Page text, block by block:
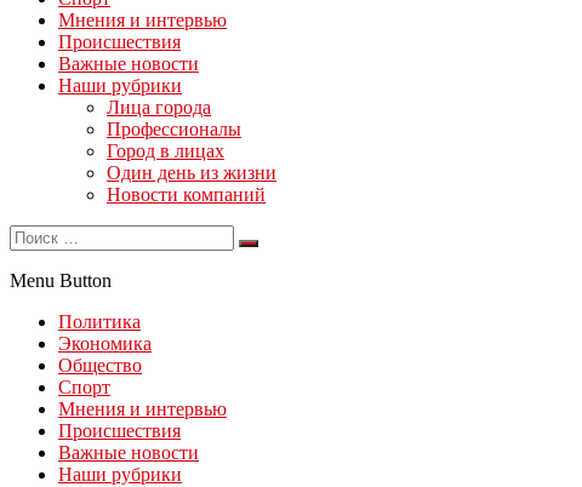
Мнения и интервью
Происшествия
Важные новости
Наши рубрики
Лица города
Профессионалы
Город в лицах
Один день из жизни
Новости компаний
Menu Button
Политика
Экономика
Общество
Спорт
Мнения и интервью
Происшествия
Важные новости
Наши рубрики